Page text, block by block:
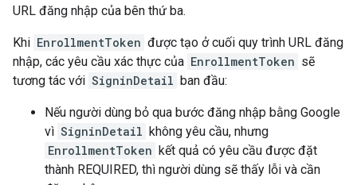
URL đăng nhập của bên thứ ba.
Khi EnrollmentToken được tạo ở cuối quy trình URL đăng
nhập, các yêu cầu xác thực của EnrollmentToken sẽ
tương tác với SigninDetail ban đầu:
Nếu người dùng bỏ qua bước đăng nhập bằng Google
vì SigninDetail không yêu cầu, nhưng
EnrollmentToken kết quả có yêu cầu được đặt
thành REQUIRED, thì người dùng sẽ thấy lỗi và cần